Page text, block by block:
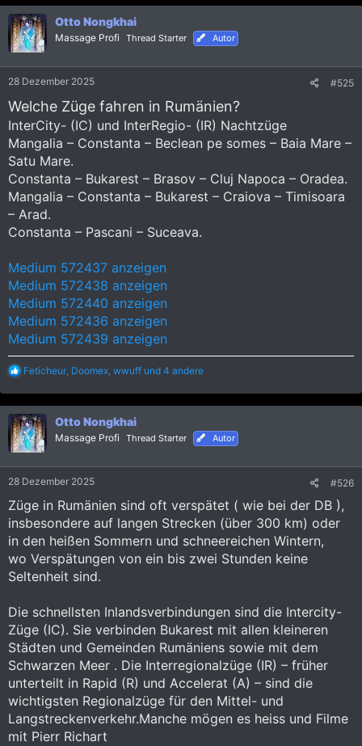
k
t
i
o
n
Otto Nongkhai
Massage Profi Thread Starter Autor
28 Dezember 2025 #525
Welche Züge fahren in Rumänien?
InterCity- (IC) und InterRegio- (IR) Nachtzüge
Mangalia – Constanta – Beclean pe somes – Baia Mare –
Satu Mare.
Constanta – Bukarest – Brasov – Cluj Napoca – Oradea.
Mangalia – Constanta – Bukarest – Craiova – Timisoara
– Arad.
Constanta – Pascani – Suceava.
Medium 572437 anzeigen
Medium 572438 anzeigen
Medium 572440 anzeigen
Medium 572436 anzeigen
Medium 572439 anzeigen
R
a
k
t
i
o
n
Feticheur, Doomex, wwuff und 4 andere
Otto Nongkhai
Massage Profi Thread Starter Autor
28 Dezember 2025 #526
Züge in Rumänien sind oft verspätet ( wie bei der DB ),
insbesondere auf langen Strecken (über 300 km) oder
in den heißen Sommern und schneereichen Wintern,
wo Verspätungen von ein bis zwei Stunden keine
Seltenheit sind.
Die schnellsten Inlandsverbindungen sind die Intercity-
Züge (IC). Sie verbinden Bukarest mit allen kleineren
Städten und Gemeinden Rumäniens sowie mit dem
Schwarzen Meer . Die Interregionalzüge (IR) – früher
unterteilt in Rapid (R) und Accelerat (A) – sind die
wichtigsten Regionalzüge für den Mittel- und
Langstreckenverkehr.Manche mögen es heiss und Filme
mit Pierr Richart